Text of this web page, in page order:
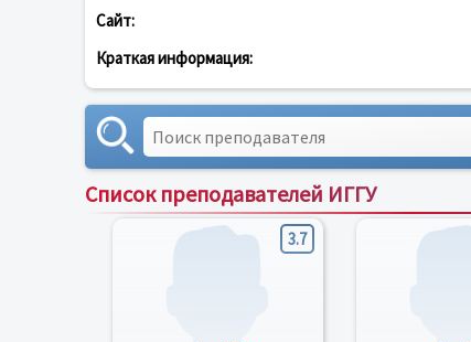
Сайт:
Краткая информация:
Список преподавателей ИГГУ
3.7